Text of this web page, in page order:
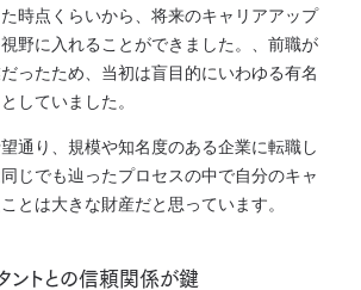
時点くらいから、将来のキャリアアップ
野に入れることができました。、前職が
ったため、当初は盲目的にいわゆる有名
していました。
通り、規模や知名度のある企業に転職し
じでも辿ったプロセスの中で自分のキャ
とは大きな財産だと思っています。
ントとの信頼関係が鍵